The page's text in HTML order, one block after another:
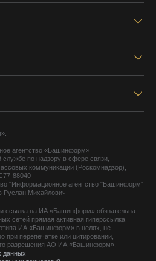
агентство «Башинформ»
службе по надзору в сфере связи,
коммуникаций (Роскомнадзор),
88040
"Информационное агентство "Башинформ"
Руслан Михайлович
ссылка на ИА «Башинформ» обязательна.
сетей прямая активная гиперссылка
ИА «Башинформ» в целях, не
при перепечатке или цитировании,
разрешения АО ИА «Башинформ».
данных